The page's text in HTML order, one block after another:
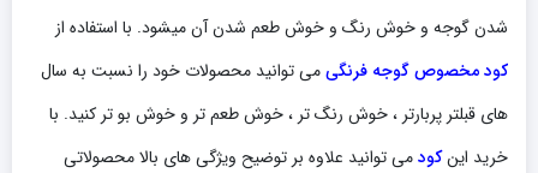
شدن گوجه و خوش رنگ و خوش طعم شدن آن میشود. با استفاده از
کود مخصوص گوجه فرنگیمی توانید محصولات خود را نسبت به سال
های قبلتر پربارتر ، خوش رنگ تر ، خوش طعم تر و خوش بو تر کنید. با
خرید اینکودمی توانید علاوه بر توضیح ویژگی های بالا محصولاتی